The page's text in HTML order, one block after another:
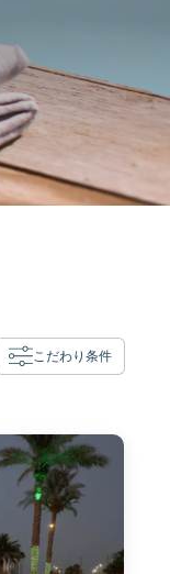
こだわり条件